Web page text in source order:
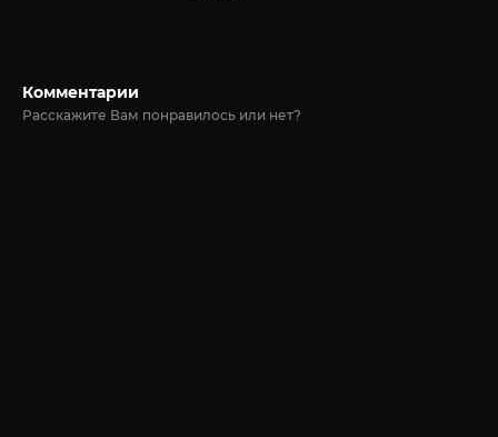
Комментарии
Расскажите Вам понравилось или нет?